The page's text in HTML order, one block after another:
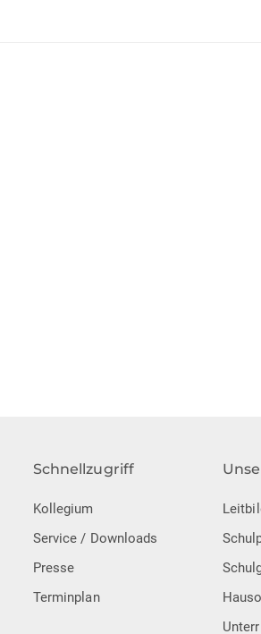
Schnellzugriff
Kollegium
Service / Downloads
Presse
Terminplan